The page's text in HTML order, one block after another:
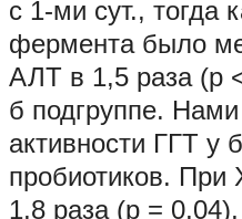
с 1-ми сут., тогда
фермента было
АЛТ в 1,5 раза (р
б подгруппе.
активности ГГТ у
пробиотиков. При
1,8 раза (р =